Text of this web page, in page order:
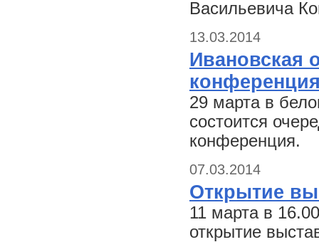
Васильевича
13.03.2014
Ивановская
29 марта в
состоится
конференция.
07.03.2014
Открытие
11 марта в
открытие